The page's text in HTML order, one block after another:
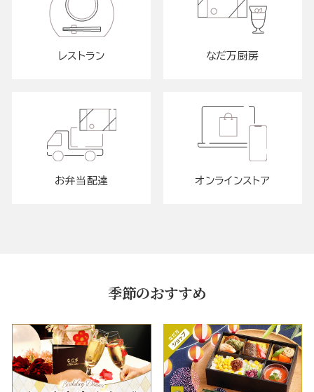
レストラン なだ万厨房
お弁当配達 オンラインストア
季節のおすすめ